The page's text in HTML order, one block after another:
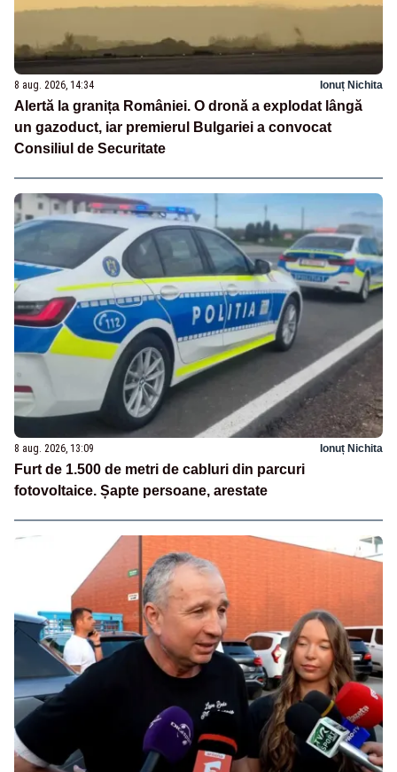
8 aug. 2026, 14:34 Ionuț Nichita
Alertă la granița României. O dronă a explodat lângă
un gazoduct, iar premierul Bulgariei a convocat
Consiliul de Securitate
8 aug. 2026, 13:09 Ionuț Nichita
Furt de 1.500 de metri de cabluri din parcuri
fotovoltaice. Șapte persoane, arestate